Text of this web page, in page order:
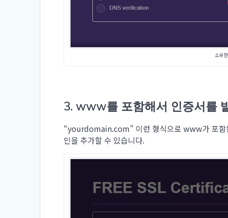
소유
3. www를 포함해서 인증서를
“yourdomain.com” 이런 형식으로 www가 포함
인을 추가할 수 있습니다.